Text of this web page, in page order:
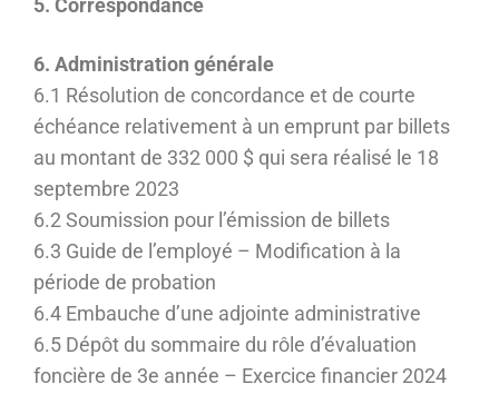
5. Correspondance
6. Administration générale
6.1 Résolution de concordance et de courte
échéance relativement à un emprunt par billets
au montant de 332 000 $ qui sera réalisé le 18
septembre 2023
6.2 Soumission pour l’émission de billets
6.3 Guide de l’employé – Modification à la
période de probation
6.4 Embauche d’une adjointe administrative
6.5 Dépôt du sommaire du rôle d’évaluation
foncière de 3e année – Exercice financier 2024